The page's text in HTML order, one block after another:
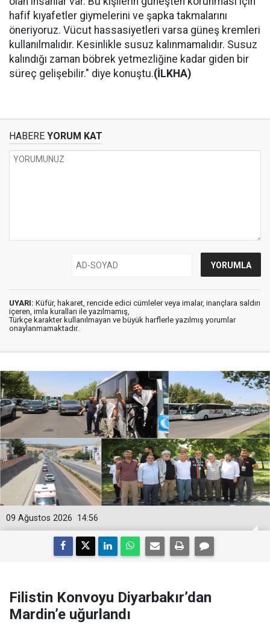
hafif kıyafetler giymelerini ve şapka takmalarını
öneriyoruz. Vücut hassasiyetleri varsa güneş kremleri
kullanılmalıdır. Kesinlikle susuz kalınmamalıdır. Susuz
kalındığı zaman böbrek yetmezliğine kadar giden bir
süreç gelişebilir." diye konuştu.(İLKHA)
HABERE YORUM KAT
UYARI: Küfür, hakaret, rencide edici cümleler veya imalar, inançlara saldırı
içeren, imla kuralları ile yazılmamış,
Türkçe karakter kullanılmayan ve büyük harflerle yazılmış yorumlar
onaylanmamaktadır.
14:56
09 Ağustos 2026
Filistin Konvoyu Diyarbakır’dan
Mardin’e uğurlandı